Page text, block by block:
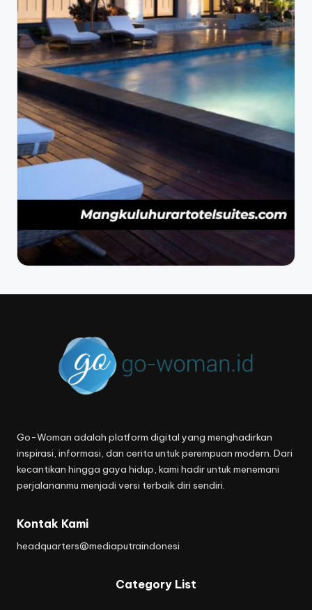
Go-Woman adalah platform digital yang menghadirkan
inspirasi, informasi, dan cerita untuk perempuan modern. Dari
kecantikan hingga gaya hidup, kami hadir untuk menemani
perjalananmu menjadi versi terbaik diri sendiri.
Kontak Kami
headquarters@mediaputraindonesi
Category List